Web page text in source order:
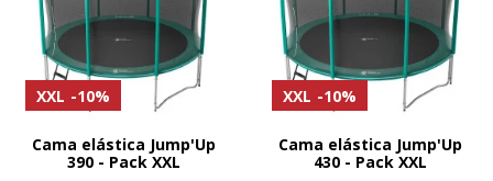
XXL -10%
Cama elástica Jump'Up
390 - Pack XXL
XXL -10%
Cama elástica Jump'Up
430 - Pack XXL